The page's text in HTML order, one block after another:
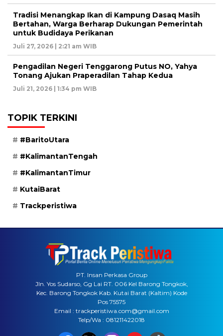
Tradisi Menangkap Ikan di Kampung Dasaq Masih
Bertahan, Warga Berharap Dukungan Pemerintah
untuk Budidaya Perikanan
Juli 27, 2026 | 2:21 am WIB
Pengadilan Negeri Tenggarong Putus NO, Yahya
Tonang Ajukan Praperadilan Tahap Kedua
Juli 21, 2026 | 1:34 pm WIB
TOPIK TERKINI
#BaritoUtara
#KalimantanTengah
#KalimantanTimur
KutaiBarat
Trackperistiwa
PT. Insan Perkasa Group
Jln. Yos Sudarso, Gg Lai RT. 006 Kel Barong Tongkok,
Kec. Barong Tongkok Kab. Kutai Barat (Kaltim) Kode
Pos 75575
Email : trackperistiwa.com@gmail.com
Telp/Wa : 081211422018